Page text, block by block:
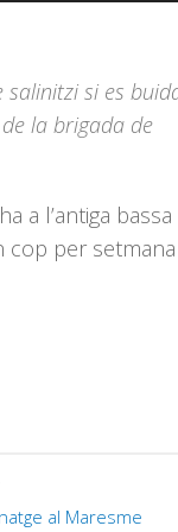
salinitzi si es
la brigada de
a l’antiga
cop per
al Maresme